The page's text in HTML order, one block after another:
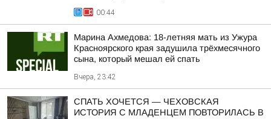
00:44
Марина Ахмедова: 18-летняя мать из Ужура
Красноярского края задушила трёхмесячного
сына, который мешал ей спать
Вчера, 23:42
СПАТЬ ХОЧЕТСЯ — ЧЕХОВСКАЯ
ИСТОРИЯ С МЛАДЕНЦЕМ ПОВТОРИЛАСЬ В